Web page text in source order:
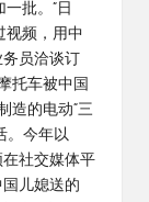
批。”日
视频，用中
员洽谈订
托车被中国
造的电动“三
。今年以
社交媒体平
儿媳送的